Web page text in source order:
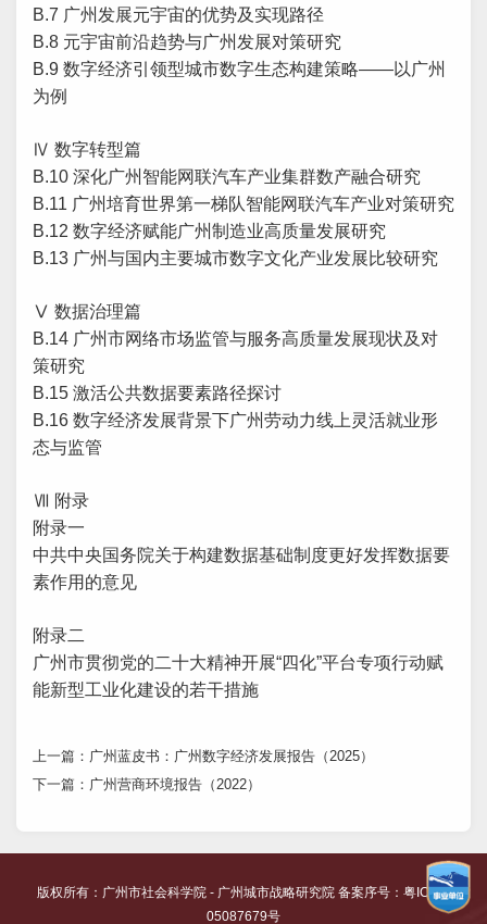
B.7 广州发展元宇宙的优势及实现路径
B.8 元宇宙前沿趋势与广州发展对策研究
B.9 数字经济引领型城市数字生态构建策略——以广州
为例
Ⅳ 数字转型篇
B.10 深化广州智能网联汽车产业集群数产融合研究
B.11 广州培育世界第一梯队智能网联汽车产业对策研究
B.12 数字经济赋能广州制造业高质量发展研究
B.13 广州与国内主要城市数字文化产业发展比较研究
Ⅴ 数据治理篇
B.14 广州市网络市场监管与服务高质量发展现状及对
策研究
B.15 激活公共数据要素路径探讨
B.16 数字经济发展背景下广州劳动力线上灵活就业形
态与监管
Ⅶ 附录
附录一
中共中央国务院关于构建数据基础制度更好发挥数据要
素作用的意见
附录二
广州市贯彻党的二十大精神开展“四化”平台专项行动赋
能新型工业化建设的若干措施
上一篇： 广州蓝皮书：广州数字经济发展报告（2025）
下一篇： 广州营商环境报告（2022）
版权所有： 广州市社会科学院- 广州城市战略研究院 备案序号： 粤ICP备
05087679号